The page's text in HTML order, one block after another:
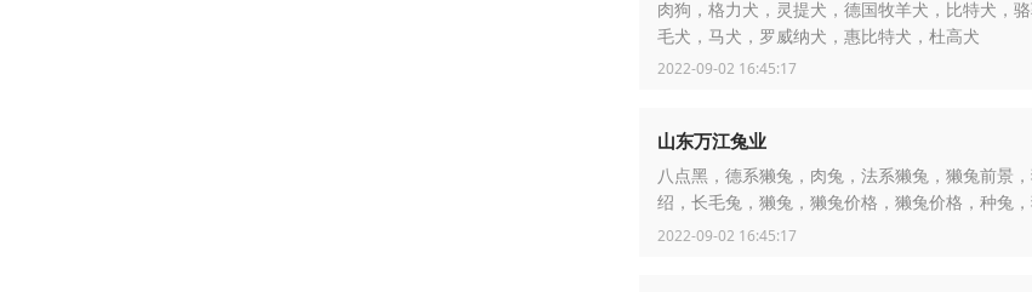
肉狗，格力犬，灵提犬，德国牧羊犬，比特犬，
毛犬，马犬，罗威纳犬，惠比特犬，杜高犬
2022-09-02 16:45:17
山东万江兔业
八点黑，德系獭兔，肉兔，法系獭兔，獭兔前景
绍，长毛兔，獭兔，獭兔价格，獭兔价格，种兔
殖
2022-09-02 16:45:17